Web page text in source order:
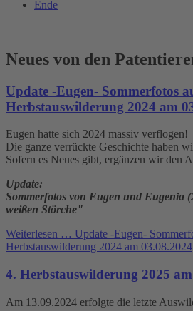
Ende
Neues von den
Update -Eugen- Sommerfotos
Herbstauswilderung 2024 am
Eugen hatte sich 2024 massiv verflogen!
Die ganze verrückte Geschichte haben
Sofern es Neues gibt, ergänzen wir den
Update:
Sommerfotos von Eugen und Eugenia
weißen Störche"
Weiterlesen … Update -Eugen-
Herbstauswilderung 2024 am 03.08.2024
4. Herbstauswilderung 2025
Am 13.09.2024 erfolgte die letzte